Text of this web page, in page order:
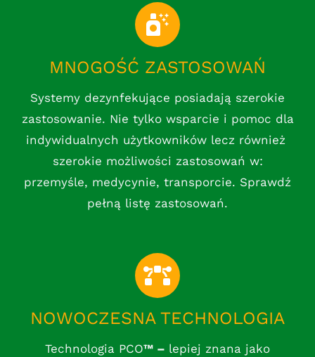
MNOGOŚĆ ZASTOSOWAŃ
Systemy dezynfekujące posiadają szerokie
zastosowanie. Nie tylko wsparcie i pomoc dla
indywidualnych użytkowników lecz również
szerokie możliwości zastosowań w:
przemyśle, medycynie, transporcie. Sprawdź
pełną listę zastosowań.
NOWOCZESNA TECHNOLOGIA
Technologia PCO™ – lepiej znana jako